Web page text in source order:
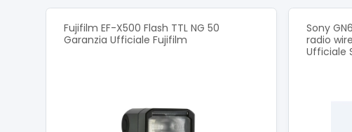
Fujifilm EF-X500 Flash TTL NG 50
Garanzia Ufficiale Fujifilm
Sony
radio
Ufficiale